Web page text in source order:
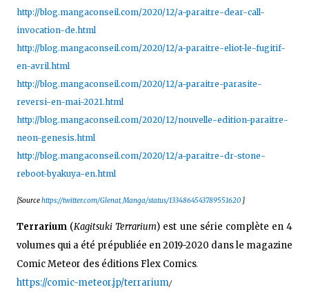
http://blog.mangaconseil.com/2020/12/a-paraitre-dear-call-
invocation-de.html
http://blog.mangaconseil.com/2020/12/a-paraitre-eliot-le-fugitif-
en-avril.html
http://blog.mangaconseil.com/2020/12/a-paraitre-parasite-
reversi-en-mai-2021.html
http://blog.mangaconseil.com/2020/12/nouvelle-edition-paraitre-
neon-genesis.html
http://blog.mangaconseil.com/2020/12/a-paraitre-dr-stone-
reboot-byakuya-en.html
[Sourcehttps://twitter.com/Glenat_Manga/status/1334864543789551620 ]
Terrarium (Kagitsuki Terrarium) est une série complète en 4
volumes qui a été prépubliée en 2019-2020 dans le magazine
Comic Meteor des éditions Flex Comics.
https://comic-meteor.jp/terrarium/